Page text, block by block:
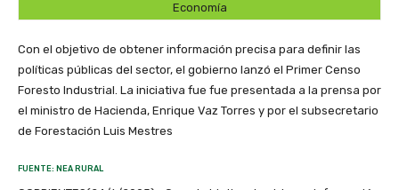
Economía
Con el objetivo de obtener información precisa para definir las
políticas públicas del sector, el gobierno lanzó el Primer Censo
Foresto Industrial. La iniciativa fue fue presentada a la prensa por
el ministro de Hacienda, Enrique Vaz Torres y por el subsecretario
de Forestación Luis Mestres
FUENTE: NEA RURAL